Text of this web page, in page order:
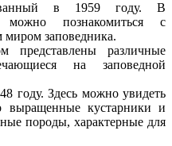
в 1959 году. В
можно познакомиться с
заповедника.
представлены различные
на заповедной
году. Здесь можно увидеть
выращенные кустарники и
породы, характерные для